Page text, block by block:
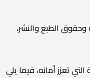
الطبع والنشر،
تعزز أمانه، فيما يلي